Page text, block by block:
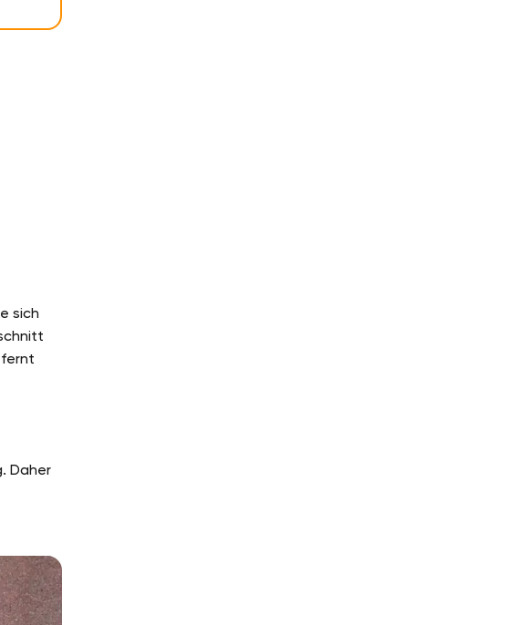
sich
Daher